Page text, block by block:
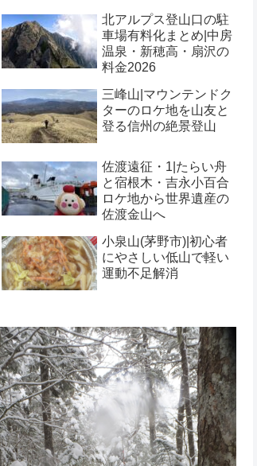
北アルプス登山口の駐
車場有料化まとめ|中房
温泉・新穂高・扇沢の
料金2026
三峰山|マウンテンドク
ターのロケ地を山友と
登る信州の絶景登山
佐渡遠征・1|たらい舟
と宿根木・吉永小百合
ロケ地から世界遺産の
佐渡金山へ
小泉山(茅野市)|初心者
にやさしい低山で軽い
運動不足解消